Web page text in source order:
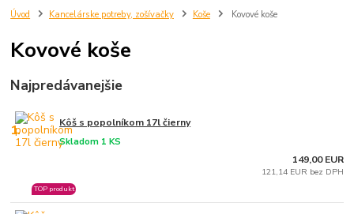
Úvod Kancelárske potreby, zošívačky Koše Kovové koše
Kovové koše
Najpredávanejšie
1. Kôš s popolníkom 17l čierny
Skladom 1 KS
TOP produkt
149,00 EUR
121,14 EUR bez DPH